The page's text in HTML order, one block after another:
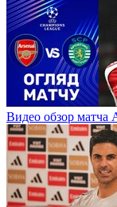
Видео обзор матча